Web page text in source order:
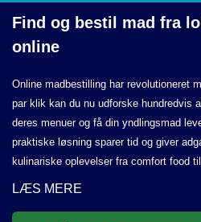
Find og bestil mad fra
online
Online madbestilling har revolutioneret
par klik kan du nu udforske hundredvis
deres menuer og få din yndlingsmad
praktiske løsning sparer tid og giver
kulinariske oplevelser fra comfort food
LÆS MERE